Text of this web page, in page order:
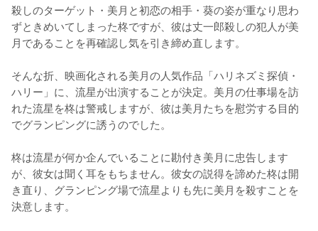
殺しのターゲット・美月と初恋の相手・葵の姿が重なり思わ
ずときめいてしまった柊ですが、彼は丈一郎殺しの犯人が美
月であることを再確認し気を引き締め直します。
そんな折、映画化される美月の人気作品「ハリネズミ探偵・
ハリー」に、流星が出演することが決定。美月の仕事場を訪
れた流星を柊は警戒しますが、彼は美月たちを慰労する目的
でグランピングに誘うのでした。
柊は流星が何か企んでいることに勘付き美月に忠告します
が、彼女は聞く耳をもちません。彼女の説得を諦めた柊は開
き直り、グランピング場で流星よりも先に美月を殺すことを
決意します。